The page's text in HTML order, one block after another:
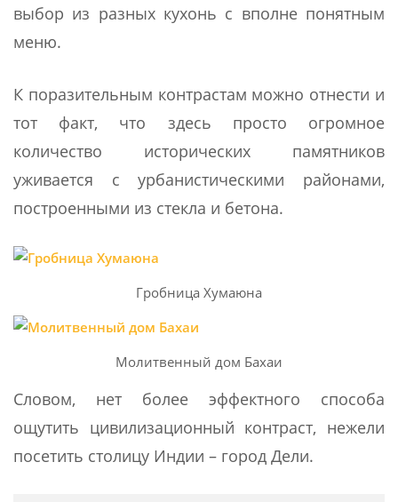
выбор из разных кухонь с вполне понятным
меню.
К поразительным контрастам можно отнести и
тот факт, что здесь просто огромное
количество исторических памятников
уживается с урбанистическими районами,
построенными из стекла и бетона.
Гробница Хумаюна
Молитвенный дом Бахаи
Словом, нет более эффектного способа
ощутить цивилизационный контраст, нежели
посетить столицу Индии – город Дели.